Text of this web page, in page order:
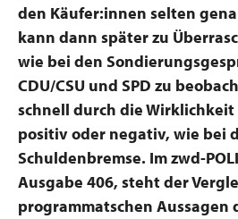
den Käufer:innen selten
kann dann später zu
wie bei den
CDU/CSU und SPD zu
schnell durch die
positiv oder negativ, wie bei
Schuldenbremse. Im zwd-
Ausgabe 406, steht der
programmatschen Aussagen